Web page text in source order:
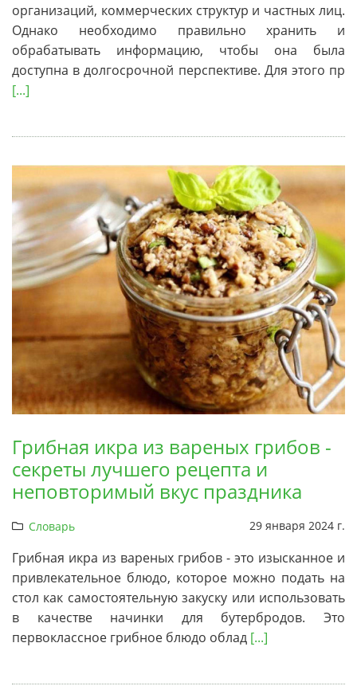
организаций, коммерческих структур и частных лиц.
Однако необходимо правильно хранить и
обрабатывать информацию, чтобы она была
доступна в долгосрочной перспективе. Для этого пр
[...]
Грибная икра из вареных грибов -
секреты лучшего рецепта и
неповторимый вкус праздника
Словарь 29 января 2024 г.
Грибная икра из вареных грибов - это изысканное и
привлекательное блюдо, которое можно подать на
стол как самостоятельную закуску или использовать
в качестве начинки для бутербродов. Это
первоклассное грибное блюдо облад [...]